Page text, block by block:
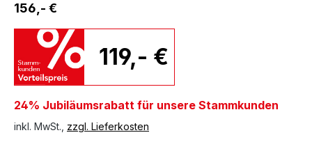
156,- €
119,- €
24% Jubiläumsrabatt für unsere Stammkunden
inkl. MwSt., zzgl. Lieferkosten